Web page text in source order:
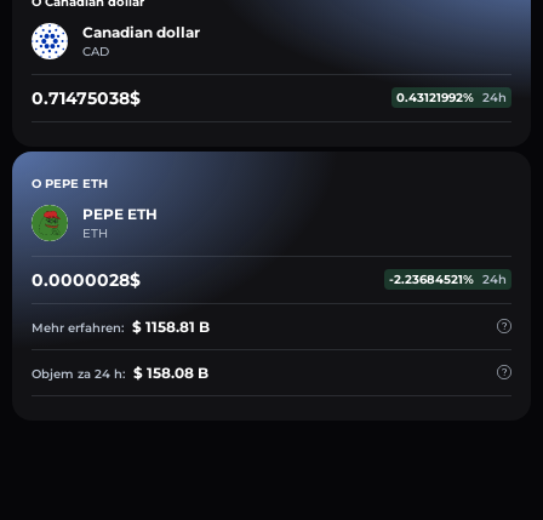
Canadian dollar
CAD
0.71475038$ 0.43121992% 24h
O PEPE ETH
PEPE ETH
ETH
0.0000028$ -2.23684521% 24h
Mehr erfahren: $ 1158.81 B
Objem za 24 h: $ 158.08 B